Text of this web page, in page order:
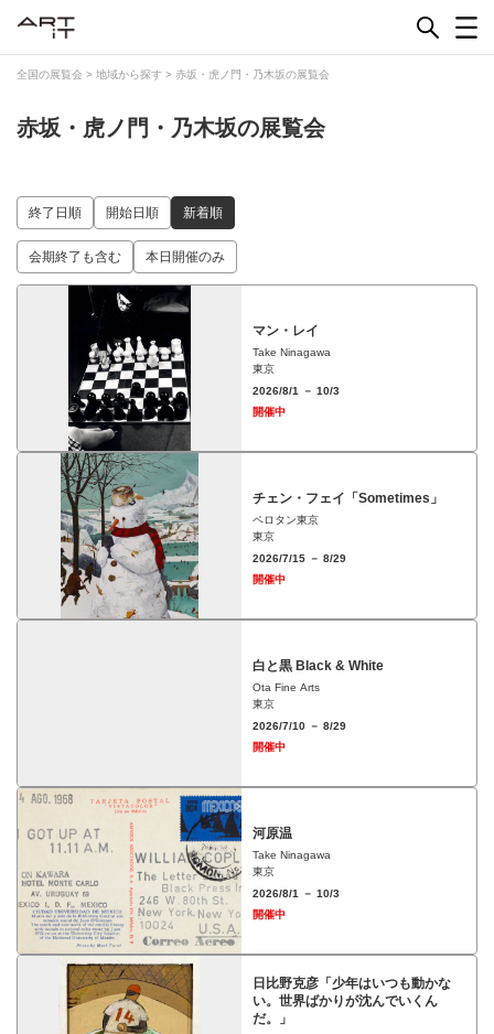
全国の展覧会 > 地域から探す > 赤坂・虎ノ門・乃木坂の展覧会
赤坂・虎ノ門・乃木坂の展覧会
終了日順 開始日順 新着順
会期終了も含む 本日開催のみ
マン・レイ
Take Ninagawa
東京
2026/8/1 － 10/3
開催中
チェン・フェイ「Sometimes」
ペロタン東京
東京
2026/7/15 － 8/29
開催中
白と黒 Black & White
Ota Fine Arts
東京
2026/7/10 － 8/29
開催中
河原温
Take Ninagawa
東京
2026/8/1 － 10/3
開催中
日比野克彦「少年はいつも動かな
い。世界ばかりが沈んでいくん
だ。」